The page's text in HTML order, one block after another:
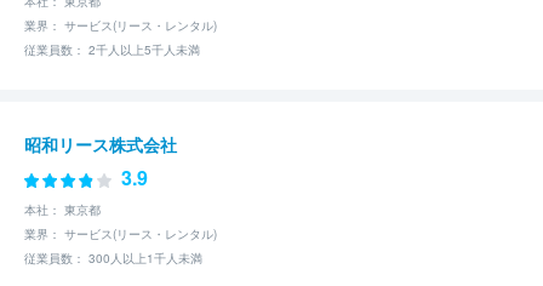
業界： サービス(リース・レンタル)
従業員数： 2千人以上5千人未満
昭和リース株式会社
3.9
本社： 東京都
業界： サービス(リース・レンタル)
従業員数： 300人以上1千人未満